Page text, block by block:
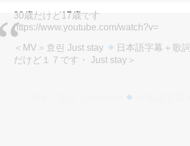
30歳だけど17歳です
https://www.youtube.com/watch?v=
＜MV＞효린 Just stay 日本語字幕＋歌詞
だけど１７です・ Just stay＞